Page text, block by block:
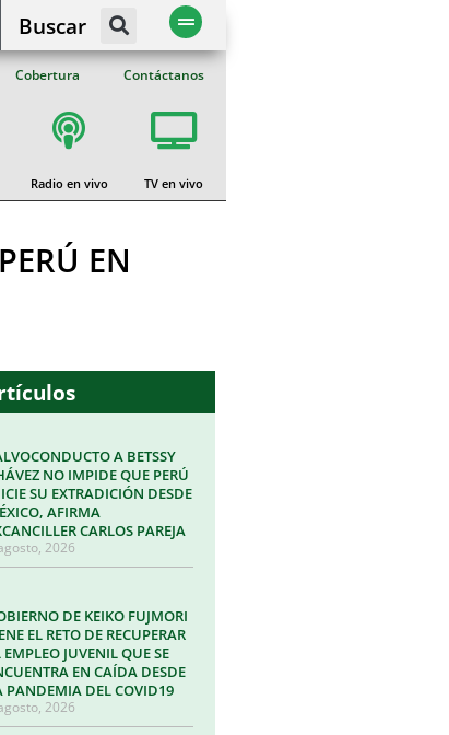
Buscar
Cobertura Contáctanos
Radio en vivo TV en vivo
EN
A BETSSY
NO IMPIDE QUE PERÚ
SU EXTRADICIÓN DESDE
AFIRMA
CARLOS PAREJA
2026
DE KEIKO FUJMORI
EL RETO DE RECUPERAR
EMPLEO JUVENIL QUE SE
EN CAÍDA DESDE
PANDEMIA DEL COVID19
2026